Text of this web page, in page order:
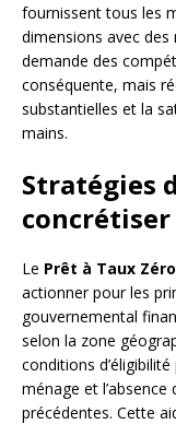
fournissent tous les
dimensions avec
demande des
conséquente, mais
substantielles et la
mains.
Stratégies
Le Prêt à Taux Zéro
actionner pour les
gouvernemental
selon la zone
conditions
ménage et
précédentes. Cette